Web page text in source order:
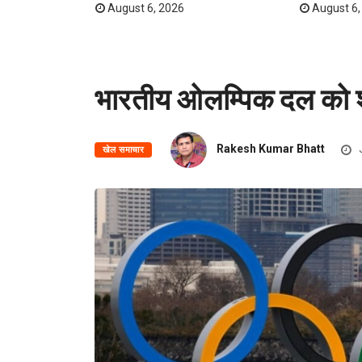
August 6, 2026 August
भारतीय ओलम्पिक दल को
खेल समाचार Rakesh Kumar Bhatt